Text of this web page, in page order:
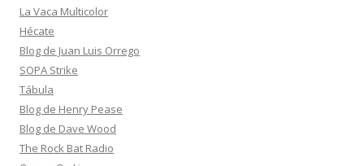
La Vaca Multicolor
Hécate
Blog de Juan Luis Orrego
SOPA Strike
Tábula
Blog de Henry Pease
Blog de Dave Wood
The Rock Bat Radio